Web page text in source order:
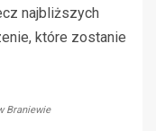
najbliższych
które zostanie
Braniewie